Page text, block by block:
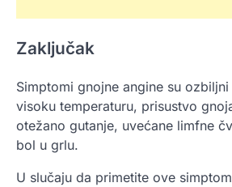
Zaključak
Simptomi gnojne angine su
visoku temperaturu, prisustvo
otežano gutanje, uvećane limfne
bol u grlu.
U slučaju da primetite ove